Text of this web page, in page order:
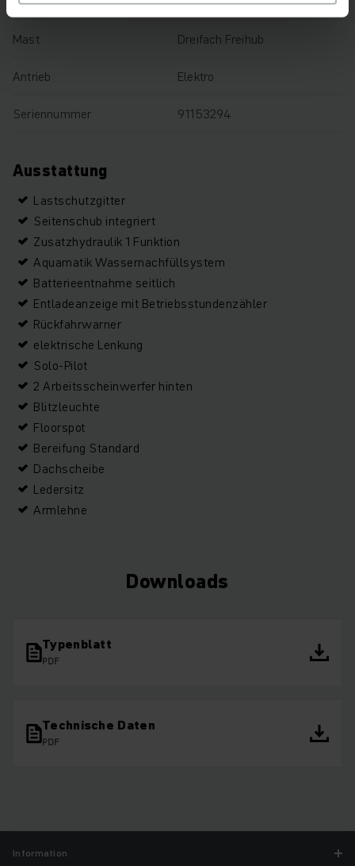
Mast Dreifach Freihub
Antrieb Elektro
Seriennummer 91153294
Ausstattung
Lastschutzgitter
Seitenschub integriert
Zusatzhydraulik 1 Funktion
Aquamatik Wassernachfüllsystem
Batterieentnahme seitlich
Entladeanzeige mit Betriebsstundenzähler
Rückfahrwarner
elektrische Lenkung
Solo-Pilot
2 Arbeitsscheinwerfer hinten
Blitzleuchte
Floorspot
Bereifung Standard
Dachscheibe
Ledersitz
Armlehne
Downloads
Typenblatt
PDF
Technische Daten
PDF
Information